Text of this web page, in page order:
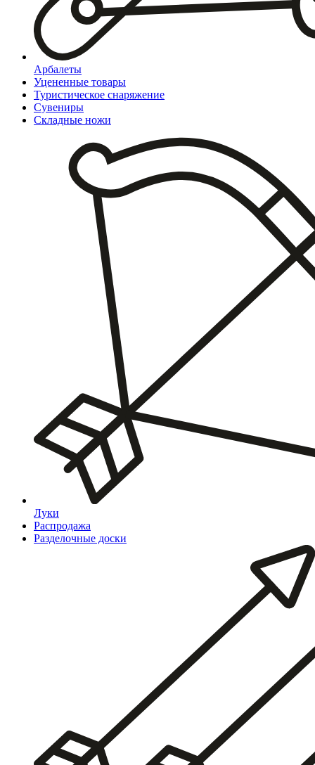
Арбалеты
Уцененные товары
Туристическое снаряжение
Сувениры
Складные ножи
Луки
Распродажа
Разделочные доски